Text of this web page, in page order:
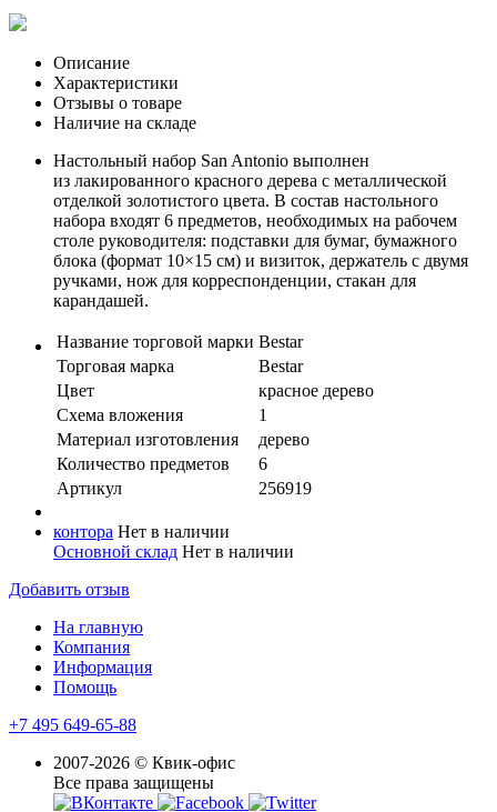
Описание
Характеристики
Отзывы о товаре
Наличие на складе
Настольный набор San Antonio выполнен
из лакированного красного дерева с металлической
отделкой золотистого цвета. В состав настольного
набора входят 6 предметов, необходимых на рабочем
столе руководителя: подставки для бумаг, бумажного
блока (формат 10×15 см) и визиток, держатель с двумя
ручками, нож для корреспонденции, стакан для
карандашей.
Название торговой марки Bestar
Торговая марка
Bestar
Цвет
красное дерево
Схема вложения
1
Материал изготовления
дерево
Количество предметов
6
Артикул
256919
контора Нет в наличии
Основной склад Нет в наличии
Добавить отзыв
На главную
Компания
Информация
Помощь
+7 495 649-65-88
2007-2026 © Квик-офис
Все права защищены